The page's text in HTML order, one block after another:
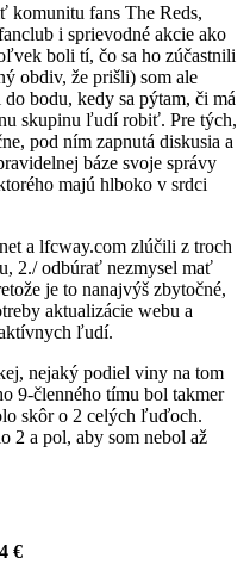
komunitu fans The Reds,
i sprievodné akcie ako
boli tí, čo sa ho zúčastnili
obdiv, že prišli) som ale
bodu, kedy sa pýtam, či má
skupinu ľudí robiť. Pre tých,
pod ním zapnutá diskusia a
báze svoje správy
majú hlboko v srdci
a lfcway.com zlúčili z troch
2./ odbúrať nezmysel mať
je to nanajvýš zbytočné,
aktualizácie webu a
ľudí.
nejaký podiel viny na tom
9-členného tímu bol takmer
skôr o 2 celých ľuďoch.
2 a pol, aby som nebol až
€